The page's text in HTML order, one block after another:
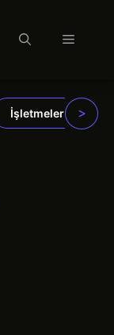
Menü
İşletmeler >